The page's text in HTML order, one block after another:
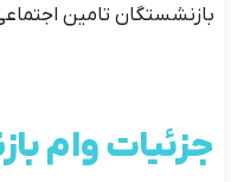
بازنشستگان تامین
جزئیات وام